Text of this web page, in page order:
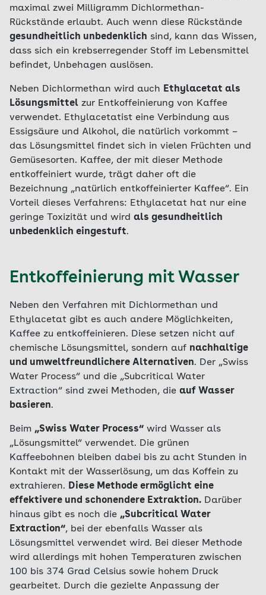
maximal zwei Milligramm Dichlormethan-
Rückstände erlaubt. Auch wenn diese Rückstände
gesundheitlich unbedenklich sind, kann das Wissen,
dass sich ein krebserregender Stoff im Lebensmittel
befindet, Unbehagen auslösen.
Neben Dichlormethan wird auch Ethylacetat als
Lösungsmittel zur Entkoffeinierung von Kaffee
verwendet. Ethylacetatist eine Verbindung aus
Essigsäure und Alkohol, die natürlich vorkommt –
das Lösungsmittel findet sich in vielen Früchten und
Gemüsesorten. Kaffee, der mit dieser Methode
entkoffeiniert wurde, trägt daher oft die
Bezeichnung „natürlich entkoffeinierter Kaffee“. Ein
Vorteil dieses Verfahrens: Ethylacetat hat nur eine
geringe Toxizität und wird als gesundheitlich
unbedenklich eingestuft.
Entkoffeinierung mit Wasser
Neben den Verfahren mit Dichlormethan und
Ethylacetat gibt es auch andere Möglichkeiten,
Kaffee zu entkoffeinieren. Diese setzen nicht auf
chemische Lösungsmittel, sondern auf nachhaltige
und umweltfreundlichere Alternativen. Der „Swiss
Water Process“ und die „Subcritical Water
Extraction“ sind zwei Methoden, die auf Wasser
basieren.
Beim „Swiss Water Process“ wird Wasser als
„Lösungsmittel“ verwendet. Die grünen
Kaffeebohnen bleiben dabei bis zu acht Stunden in
Kontakt mit der Wasserlösung, um das Koffein zu
extrahieren. Diese Methode ermöglicht eine
effektivere und schonendere Extraktion. Darüber
hinaus gibt es noch die „Subcritical Water
Extraction“, bei der ebenfalls Wasser als
Lösungsmittel verwendet wird. Bei dieser Methode
wird allerdings mit hohen Temperaturen zwischen
100 bis 374 Grad Celsius sowie hohem Druck
gearbeitet. Durch die gezielte Anpassung der